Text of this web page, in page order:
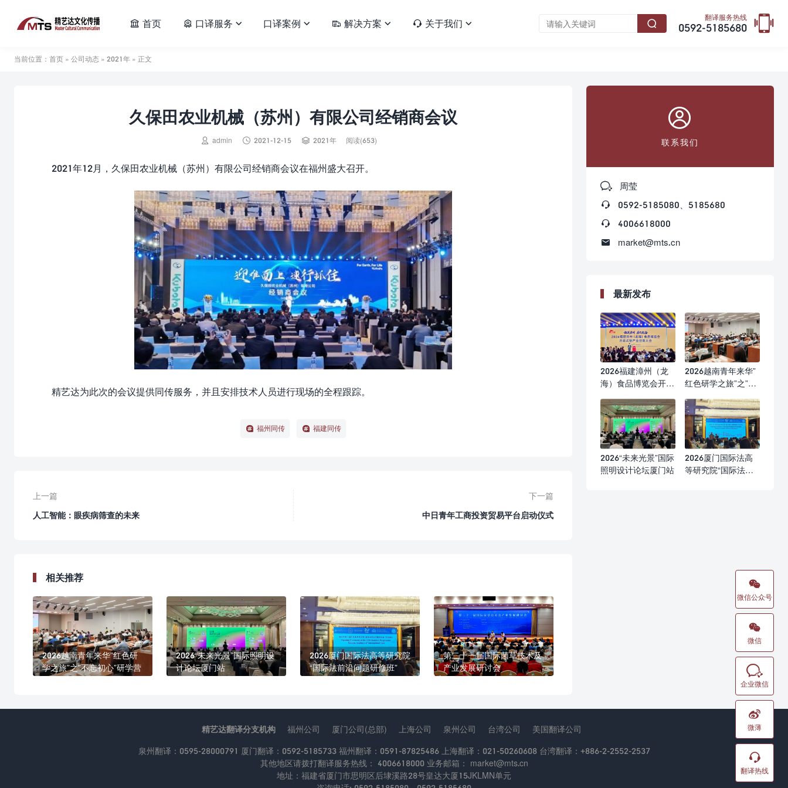
翻译服务热线
0592-5185680 
 首页  口译服务  口译案例   解决方案   关于我们  
当前位置： 首页 » 公司动态 » 2021年 » 正文
久保田农业机械（苏州）有限公司经销商会议
 admin  2021-12-15  2021年 阅读(653)
2021年12月，久保田农业机械（苏州）有限公司经销商会议在福州盛大召开。
精艺达为此次的会议提供同传服务，并且安排技术人员进行现场的全程跟踪。
福州同传 福建同传
上一篇
人工智能：眼疾病筛查的未来
下一篇
中日青年工商投资贸易平台启动仪式
相关推荐
2026越南青年来华”红色研
学之旅”之”不忘初心”研学营
2026“未来光景”国际照明设
计论坛厦门站
2026厦门国际法高等研究院
“国际法前沿问题研修班”
第二十一届国际菌草技术及
产业发展研讨会

联系我们

周莹

0592-5185080、5185680

4006618000

market@mts.cn
最新发布
2026福建漳州（龙
海）食品博览会开幕
2026越南青年来华”
红色研学之旅”之”不
2026“未来光景”国际
照明设计论坛厦门站
2026厦门国际法高
等研究院“国际法前

微信公众号

微信

企业微信

微薄

翻译热线
精艺达翻译分支机构 福州公司 厦门公司(总部) 上海公司 泉州公司 台湾公司 美国翻译公司
泉州翻译：0595-28000791 厦门翻译：0592-5185733 福州翻译：0591-87825486 上海翻译：021-50260608 台湾翻译：+886-2-2552-2537
其他地区请拨打翻译服务热线： 4006618000 业务邮箱： market@mts.cn
地址：福建省厦门市思明区后埭溪路28号皇达大厦15JKLMN单元